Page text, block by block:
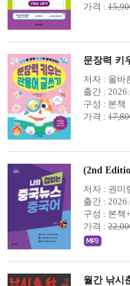
가격 :
문장력 키
저자 : 올바
출간 :
구성 : 본책
가격 :
(2nd
저자 : 권미
출간 :
구성 : 본책
가격 :
월간 낚시